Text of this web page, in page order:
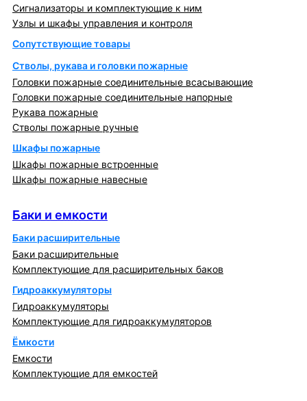
Сигнализаторы и комплектующие к ним
Узлы и шкафы управления и контроля
Сопутствующие товары
Стволы, рукава и головки пожарные
Головки пожарные соединительные всасывающие
Головки пожарные соединительные напорные
Рукава пожарные
Стволы пожарные ручные
Шкафы пожарные
Шкафы пожарные встроенные
Шкафы пожарные навесные
Баки и емкости
Баки расширительные
Баки расширительные
Комплектующие для расширительных баков
Гидроаккумуляторы
Гидроаккумуляторы
Комплектующие для гидроаккумуляторов
Ёмкости
Емкости
Комплектующие для емкостей